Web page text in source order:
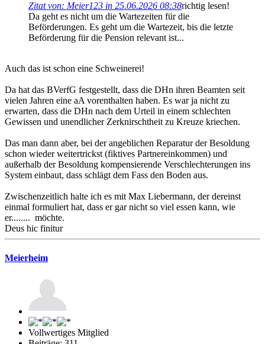
Zitat von: Meier123 in 25.06.2026 08:38richtig lesen!
Da geht es nicht um die Wartezeiten für die
Beförderungen. Es geht um die Wartezeit, bis die letzte
Beförderung für die Pension relevant ist...
Auch das ist schon eine Schweinerei!
Da hat das BVerfG festgestellt, dass die DHn ihren Beamten seit
vielen Jahren eine aA vorenthalten haben. Es war ja nicht zu
erwarten, dass die DHn nach dem Urteil in einem schlechten
Gewissen und unendlicher Zerknirschtheit zu Kreuze kriechen.
Das man dann aber, bei der angeblichen Reparatur der Besoldung
schon wieder weitertrickst (fiktives Partnereinkommen) und
außerhalb der Besoldung kompensierende Verschlechterungen ins
System einbaut, dass schlägt dem Fass den Boden aus.
Zwischenzeitlich halte ich es mit Max Liebermann, der dereinst
einmal formuliert hat, dass er gar nicht so viel essen kann, wie
er........ möchte.
Deus hic finitur
Meierheim
Vollwertiges Mitglied